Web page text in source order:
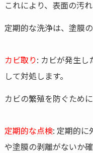
これにより、表面の汚
定期的な洗浄は、塗膜
カビ取り: カビが発生し
して対処します。
カビの繁殖を防ぐため
定期的な点検: 定期的に
や塗膜の剥離がないか確